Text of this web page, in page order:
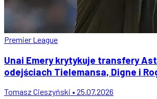
Premier League
Unai Emery krytykuje transfery
odejściach Tielemansa, Digne i
Tomasz Cieszyński • 25.07.2026